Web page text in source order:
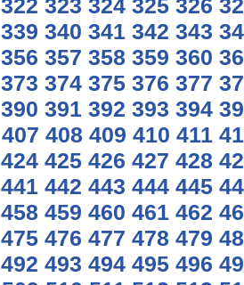
322 323 324 325 326
339 340 341 342 343
356 357 358 359 360
373 374 375 376 377
390 391 392 393 394
407 408 409 410 411
424 425 426 427 428
441 442 443 444 445
458 459 460 461 462
475 476 477 478 479
492 493 494 495 496